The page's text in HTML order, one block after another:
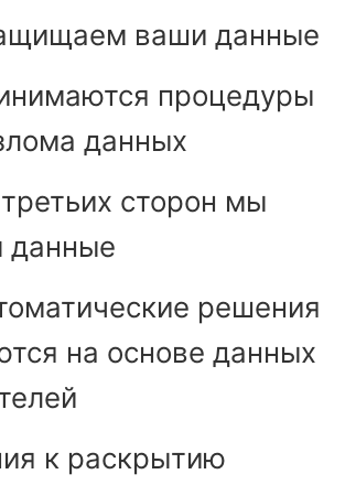
ваши данные
процедуры
данных
сторон мы
данные
решения
на основе данных
к раскрытию